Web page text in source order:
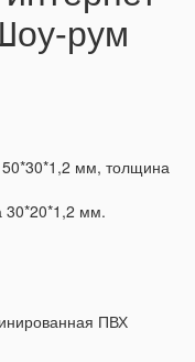
рум
мм, толщина
30*20*1,2 мм.
ПВХ